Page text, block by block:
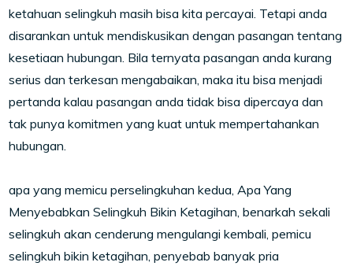
ketahuan selingkuh masih bisa kita percayai. Tetapi anda
disarankan untuk mendiskusikan dengan pasangan tentang
kesetiaan hubungan. Bila ternyata pasangan anda kurang
serius dan terkesan mengabaikan, maka itu bisa menjadi
pertanda kalau pasangan anda tidak bisa dipercaya dan
tak punya komitmen yang kuat untuk mempertahankan
hubungan.
apa yang memicu perselingkuhan kedua, Apa Yang
Menyebabkan Selingkuh Bikin Ketagihan, benarkah sekali
selingkuh akan cenderung mengulangi kembali, pemicu
selingkuh bikin ketagihan, penyebab banyak pria